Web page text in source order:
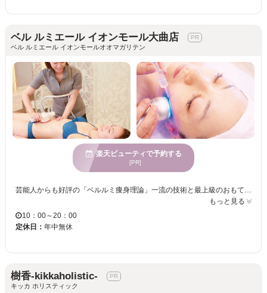
ベル ルミエール イオンモール大曲店
ベル ルミエール イオンモールオオマガリテン
楽天ビューティで予約する
[PR]
もっと見る
10：00～20：00
定休日： 年中無休
樹香-kikkaholistic-
キッカ ホリスティック